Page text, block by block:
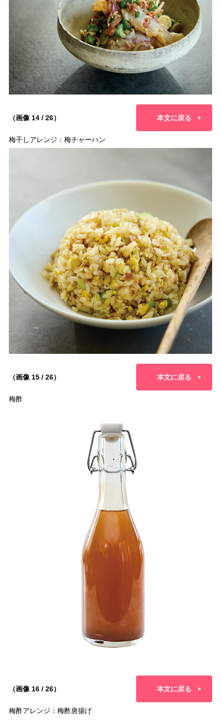
（画像 14 / 26） 本文に戻る
梅干しアレンジ：梅チャーハン
（画像 15 / 26） 本文に戻る
梅酢
（画像 16 / 26） 本文に戻る
梅酢アレンジ：梅酢唐揚げ